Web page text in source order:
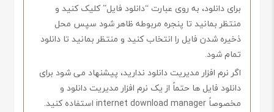
برای دانلود، به روی عبارت “دانلود فایل” کلیک کنید و
منتظر بمانید تا پنجره مربوطه ظاهر شود سپس محل
ذخیره شدن فایل را انتخاب کنید و منتظر بمانید تا دانلود
تمام شود.
اگر نرم افزار مدیریت دانلود ندارید، پیشنهاد می شود برای
دانلود فایل ها حتماً از یک نرم افزار مدیریت دانلود و
مخصوصاً internet download manager استفاده کنید.